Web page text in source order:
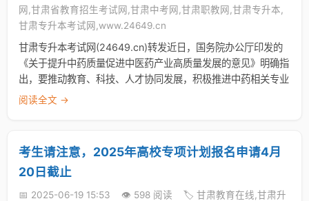
网,甘肃省教育招生考试网,甘肃中考网,甘肃职教网,甘肃专升本,
甘肃专升本考试网,www.24649.cn
甘肃专升本考试网(24649.cn)转发近日，国务院办公厅印发的
《关于提升中药质量促进中医药产业高质量发展的意见》明确指
出，要推动教育、科技、人才协同发展，积极推进中药相关专业
阅读全文 →
考生请注意，2025年高校专项计划报名申请4月
20日截止
📅 2025-06-19 15:53 👁️ 598 阅读
🏷️ 甘肃教育在线,甘肃升